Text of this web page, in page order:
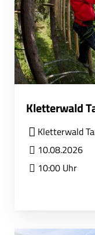
Kletterwald
Kletterwald
10.08.2026
10:00 Uhr